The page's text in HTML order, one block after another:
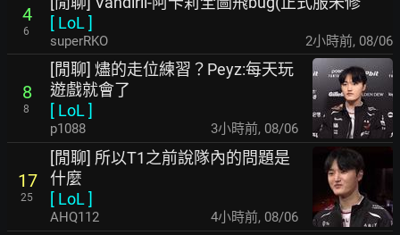
4
6
[ LoL]
superRKO 2小時前, 08/06
8
8
[閒聊] 燼的走位練習？Peyz:每天玩
遊戲就會了
[ LoL]
p1088 3小時前, 08/06
17
25
[閒聊] 所以T1之前說隊內的問題是
什麼
[ LoL]
AHQ112 4小時前, 08/06